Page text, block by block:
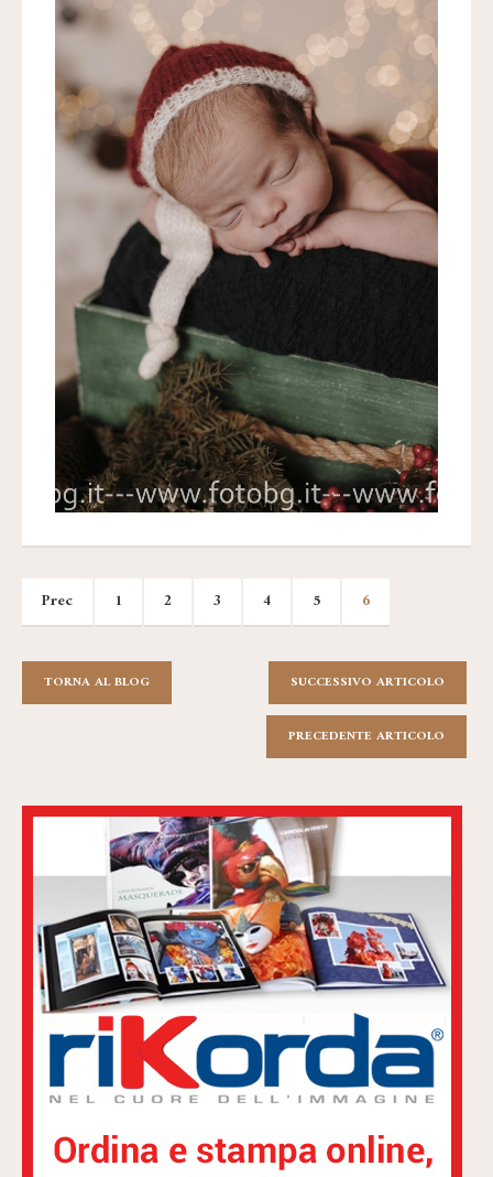
Prec 1 2 3 4 5 6
TORNA AL BLOG SUCCESSIVO ARTICOLO
PRECEDENTE ARTICOLO